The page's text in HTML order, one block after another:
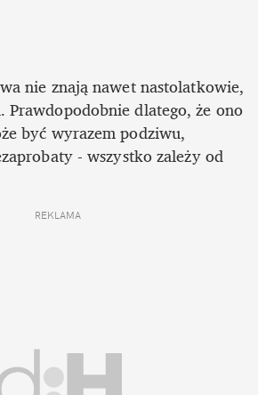
nie znają nawet nastolatkowie,
dlatego, że ono
być wyrazem podziwu,
- wszystko zależy od
REKLAMA